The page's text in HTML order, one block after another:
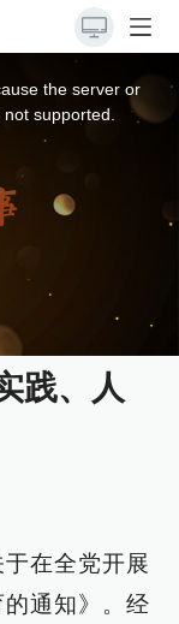
the server or
supported.
践、人
在全党开展
通知》。经